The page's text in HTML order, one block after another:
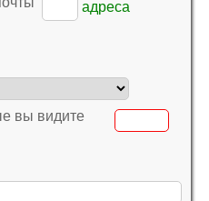
адреса
вы видите